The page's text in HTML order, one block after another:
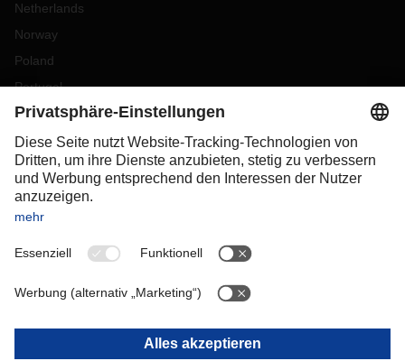
Netherlands
Norway
Poland
Portugal
Romania
Slovakia
Spain
Sweden
Switzerland
OCEANIA